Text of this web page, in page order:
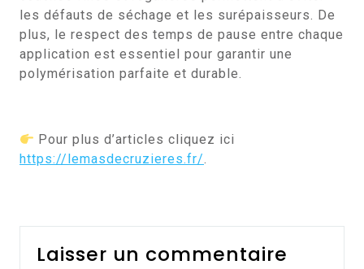
les défauts de séchage et les surépaisseurs. De
plus, le respect des temps de pause entre chaque
application est essentiel pour garantir une
polymérisation parfaite et durable.
Pour plus d’articles cliquez ici
https://lemasdecruzieres.fr/.
Laisser un commentaire